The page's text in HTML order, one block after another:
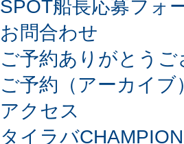
SPOT船長応募フォ
お問合わせ
ご予約ありがとうご
ご予約（アーカイブ）
アクセス
タイラバ